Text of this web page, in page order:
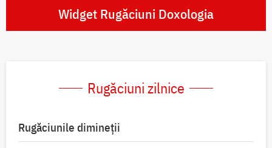
Widget Rugăciuni Doxologia
Rugăciuni zilnice
Rugăciunile dimineții